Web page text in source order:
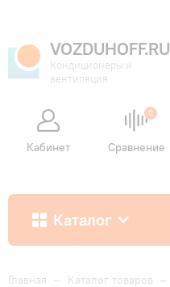
VOZDUHOFF.RU
Кондиционеры и
вентиляция
Кабинет
0
Сравнение
Каталог
Как купить
Главная — Каталог товаров —